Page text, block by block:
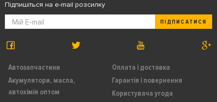
Автозапчастини
Акумулятори, масла,
автохімія оптом
Оплата і доставка
Гарантія і повернення
Користувача угода
Підпишіться на e-mail розсилку
ПІДПИСАТИСЯ